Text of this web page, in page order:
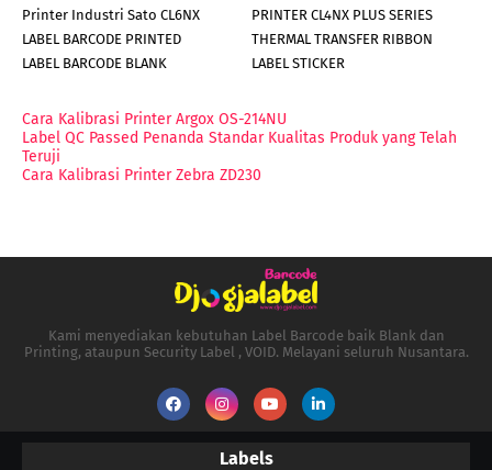
Printer Industri Sato CL6NX
PRINTER CL4NX PLUS SERIES
LABEL BARCODE PRINTED
THERMAL TRANSFER RIBBON
LABEL BARCODE BLANK
LABEL STICKER
Cara Kalibrasi Printer Argox OS-214NU
Label QC Passed Penanda Standar Kualitas Produk yang Telah
Teruji
Cara Kalibrasi Printer Zebra ZD230
Kami menyediakan kebutuhan Label Barcode baik Blank dan
Printing, ataupun Security Label , VOID. Melayani seluruh Nusantara.
Labels